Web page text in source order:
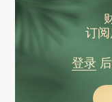
郑钦文止步诺丁
C罗六战世界杯
订
登录后